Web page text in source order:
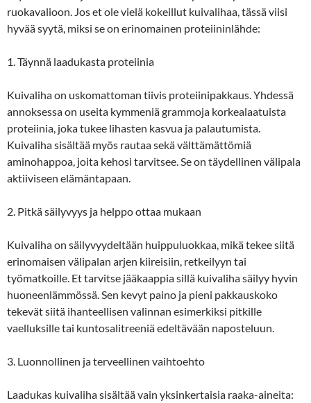
ruokavalioon. Jos et ole vielä kokeillut kuivalihaa, tässä viisi
hyvää syytä, miksi se on erinomainen proteiininlähde:
1. Täynnä laadukasta proteiinia
Kuivaliha on uskomattoman tiivis proteiinipakkaus. Yhdessä
annoksessa on useita kymmeniä grammoja korkealaatuista
proteiinia, joka tukee lihasten kasvua ja palautumista.
Kuivaliha sisältää myös rautaa sekä välttämättömiä
aminohappoa, joita kehosi tarvitsee. Se on täydellinen välipala
aktiiviseen elämäntapaan.
2. Pitkä säilyvyys ja helppo ottaa mukaan
Kuivaliha on säilyvyydeltään huippuluokkaa, mikä tekee siitä
erinomaisen välipalan arjen kiireisiin, retkeilyyn tai
työmatkoille. Et tarvitse jääkaappia sillä kuivaliha säilyy hyvin
huoneenlämmössä. Sen kevyt paino ja pieni pakkauskoko
tekevät siitä ihanteellisen valinnan esimerkiksi pitkille
vaelluksille tai kuntosalitreeniä edeltävään naposteluun.
3. Luonnollinen ja terveellinen vaihtoehto
Laadukas kuivaliha sisältää vain yksinkertaisia raaka-aineita: